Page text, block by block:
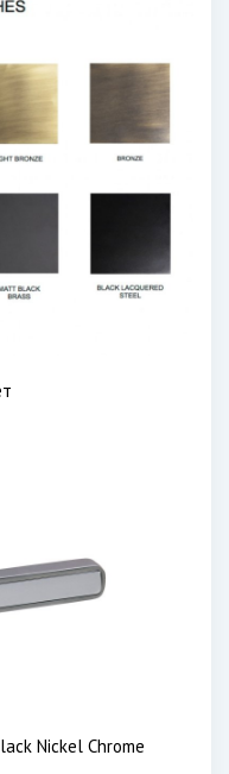
Nickel Chrome